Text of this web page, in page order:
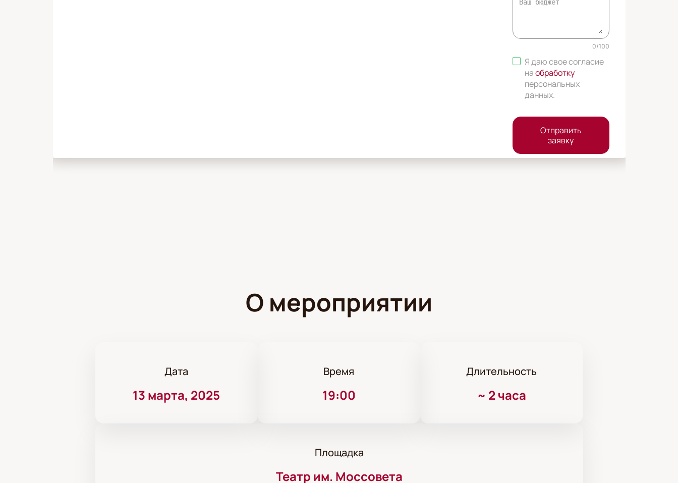
0/100
Я даю свое согласие
наобработку
персональных
данных.
Отправить
заявку
О мероприятии
Дата
13 марта, 2025
Время
19:00
Длительность
~ 2 часа
Площадка
Театр им. Моссовета